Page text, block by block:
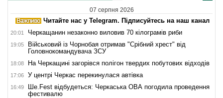
07 серпня 2026
Читайте нас у Telegram. Підписуйтесь на наш канал
20:01 Черкащанин незаконно виловив 70 кілограмів риби
19:05
Військовий із Чорнобая отримав "Срібний хрест" від
Головнокомандувача ЗСУ
18:08 На Черкащині загорівся полігон твердих побутових відходів
17:06 У центрі Черкас перекинулася автівка
16:49
Ше.Fest відбудеться: Черкаська ОВА погодила проведення
фестивалю